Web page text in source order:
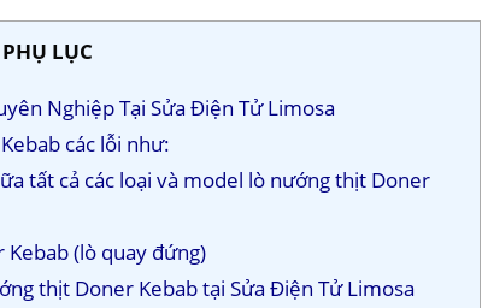
PHỤ LỤC
Nghiệp Tại Sửa Điện Tử Limosa
các lỗi như:
tất cả các loại và model lò nướng thịt Doner
(lò quay đứng)
thịt Doner Kebab tại Sửa Điện Tử Limosa